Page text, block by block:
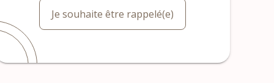
Je souhaite être rappelé(e)